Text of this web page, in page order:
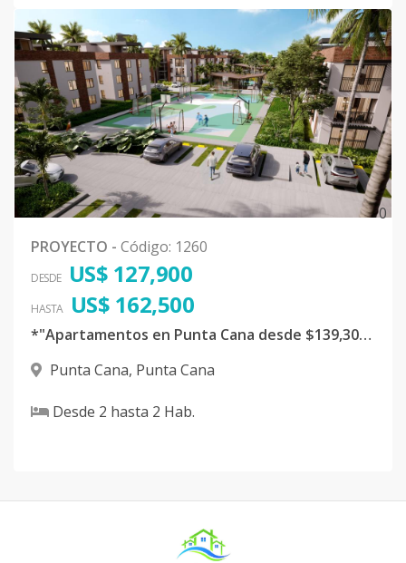
0
PROYECTO - Código: 1260
DESDE US$ 127,900
HASTA US$ 162,500
*"Apartamentos en Punta Cana desde $139,300 - Amenidades Premium & Certificación Sostenible"*
Punta Cana, Punta Cana
Desde 2 hasta 2 Hab.